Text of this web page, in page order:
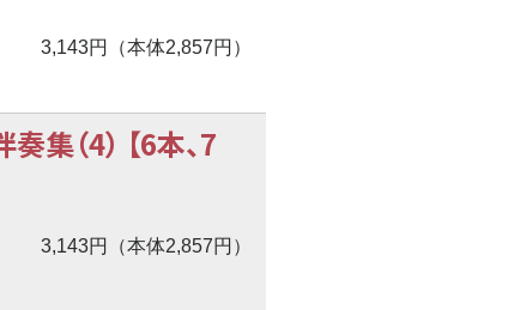
3,143円（本体2,857円）
（4） 【6本、7
3,143円（本体2,857円）